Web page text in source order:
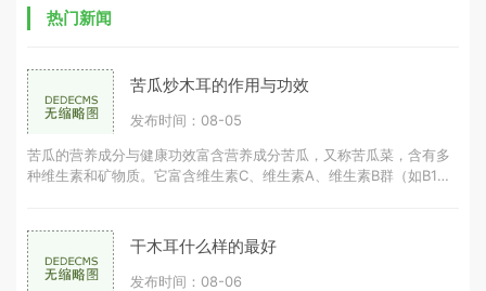
热门新闻
苦瓜炒木耳的作用与功效
发布时间：08-05
苦瓜的营养成分与健康功效富含营养成分苦瓜，又称苦瓜菜，含有多
种维生素和矿物质。它富含维生素C、维生素A、维生素B群（如B1、
干木耳什么样的最好
发布时间：08-06